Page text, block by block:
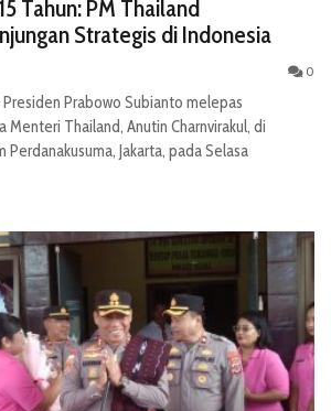
Tahun: PM Thailand
Strategis di Indonesia
0
Presiden Prabowo Subianto melepas
Menteri Thailand, Anutin Charnvirakul, di
Perdanakusuma, Jakarta, pada Selasa